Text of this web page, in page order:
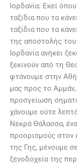
Ιορδανία: Εκεί
ταξίδια που τα
ταξίδια που τα
της αποστολής
Ιορδανία ανήκει
ξεκινούν από τη
φτάνουμε στην
μας προς το
προσγείωση
χάνουμε ούτε
Νεκρά Θάλασσα,
προορισμούς στον
της Γης, μένουμε
ξενοδοχεία της